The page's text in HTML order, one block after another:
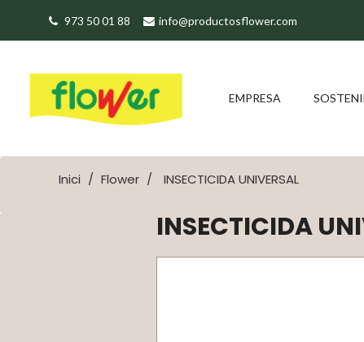
973 50 01 88 info@productosflower.com
EMPRESA
Inici Flower INSECTICIDA UNIVERSAL
INSECTICIDA